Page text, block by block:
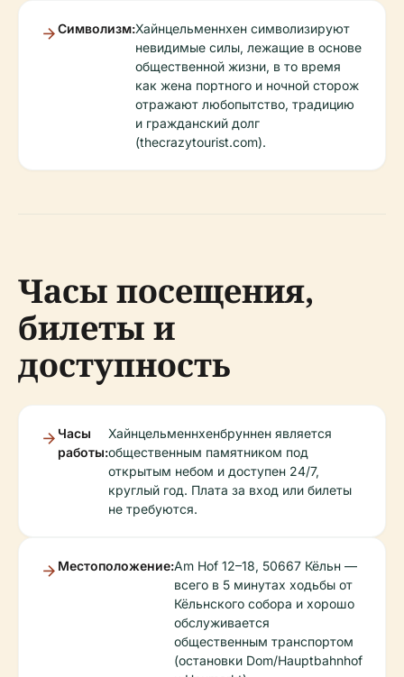
Символизм:Хайнцельменнхен символизируют
невидимые силы, лежащие в основе
общественной жизни, в то время
как жена портного и ночной сторож
отражают любопытство, традицию
и гражданский долг
(thecrazytourist.com).
Часы посещения,
билеты и
доступность
Часы
работы:
Хайнцельменнхенбруннен является
общественным памятником под
открытым небом и доступен 24/7,
круглый год. Плата за вход или билеты
не требуются.
Местоположение:Am Hof 12–18, 50667 Кёльн —
всего в 5 минутах ходьбы от
Кёльнского собора и хорошо
обслуживается
общественным транспортом
(остановки Dom/Hauptbahnhof